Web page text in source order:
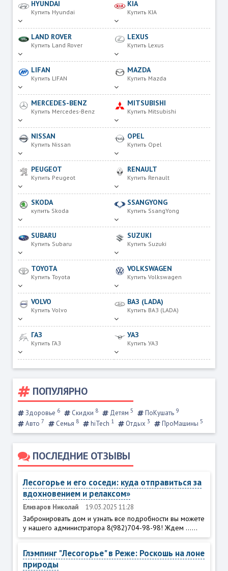
HYUNDAI
Купить Hyundai
KIA
Купить KIA
LAND ROVER
Купить Land Rover
LEXUS
Купить Lexus
LIFAN
Купить LIFAN
MAZDA
Купить Mazda
MERCEDES-BENZ
Купить Mercedes-Benz
MITSUBISHI
Купить Mitsubishi
NISSAN
Купить Nissan
OPEL
Купить Opel
PEUGEOT
Купить Peugeot
RENAULT
Купить Renault
SKODA
купить Skoda
SSANGYONG
Купить SsangYong
SUBARU
Купить Subaru
SUZUKI
Купить Suzuki
TOYOTA
Купить Toyota
VOLKSWAGEN
Купить Volkswagen
VOLVO
Купить Volvo
ВАЗ (LADA)
Купить ВАЗ (LADA)
ГАЗ
Купить ГАЗ
УАЗ
Купить УАЗ
ПОПУЛЯРНО
Здоровье 6 Скидки 8 Детям 5 ПоКушать 9
Авто 7 Семья 8 hiTech 1 Отдых 3 ПроМашины 5
ПОСЛЕДНИЕ ОТЗЫВЫ
Лесогорье и его соседи: куда отправиться за
вдохновением и релаксом»
Елизаров Николай 19.03.2025 11:28
Забронировать дом и узнать все подробности вы можете
у нашего администратора 8(982)704-98-98! Ждем ......
Глэмпинг "Лесогорье" в Реже: Роскошь на лоне
природы